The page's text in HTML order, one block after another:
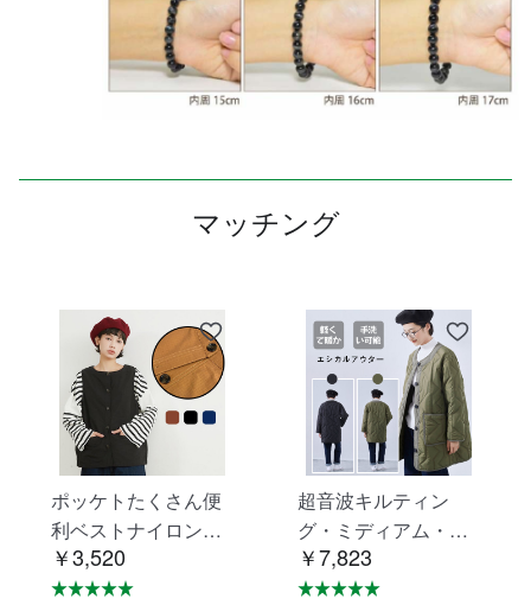
マッチング
ポッケトたくさん便
利ベストナイロン素
材摩擦に強い KNNV
302
￥3,520
超音波キルティン
グ・ミディアム・ジ
ャケット・エシカル
アウター・コート K
￥7,823